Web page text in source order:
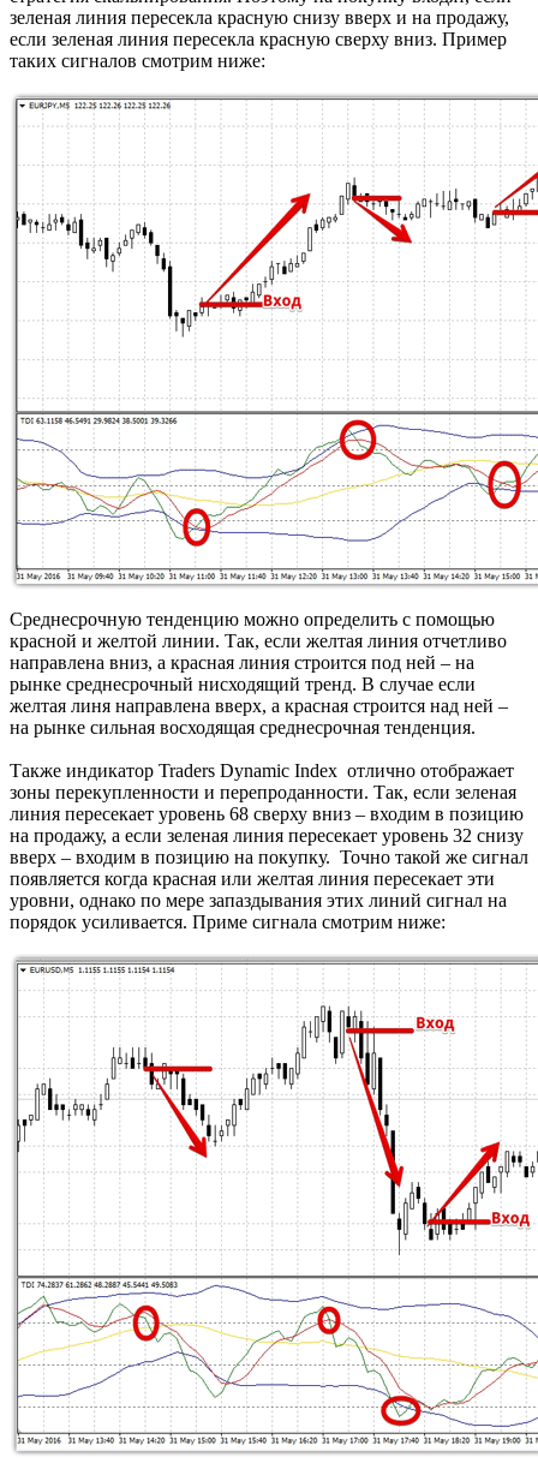
зеленая линия пересекла красную снизу вверх и на продажу,
если зеленая линия пересекла красную сверху вниз. Пример
таких сигналов смотрим ниже:
Среднесрочную тенденцию можно определить с помощью
красной и желтой линии. Так, если желтая линия отчетливо
направлена вниз, а красная линия строится под ней – на
рынке среднесрочный нисходящий тренд. В случае если
желтая линя направлена вверх, а красная строится над ней –
на рынке сильная восходящая среднесрочная тенденция.
Также индикатор Traders Dynamic Index отлично отображает
зоны перекупленности и перепроданности. Так, если зеленая
линия пересекает уровень 68 сверху вниз – входим в позицию
на продажу, а если зеленая линия пересекает уровень 32 снизу
вверх – входим в позицию на покупку. Точно такой же сигнал
появляется когда красная или желтая линия пересекает эти
уровни, однако по мере запаздывания этих линий сигнал на
порядок усиливается. Приме сигнала смотрим ниже: